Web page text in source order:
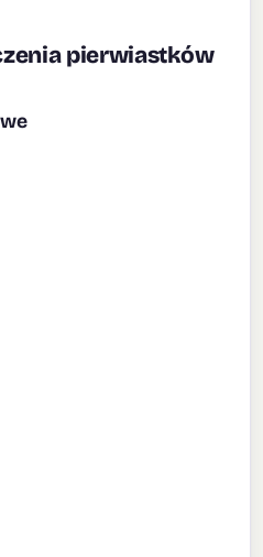
pierwiastków